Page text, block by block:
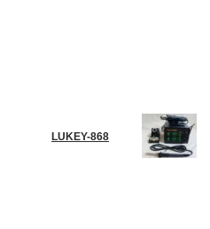
LUKEY-868